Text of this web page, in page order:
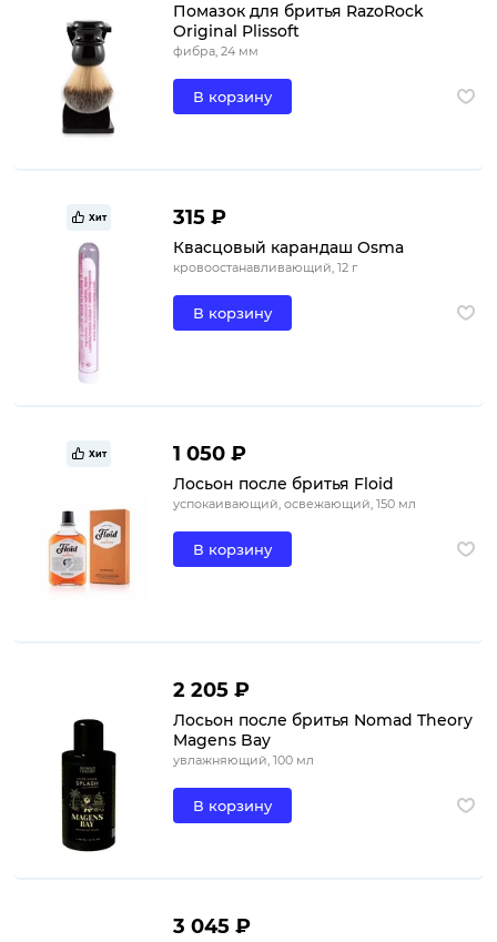
Помазок для бритья RazoRock
Original Plissoft
фибра, 24 мм
В корзину
Хит 315 ₽
Квасцовый карандаш Osma
кровоостанавливающий, 12 г
В корзину
Хит 1 050 ₽
Лосьон после бритья Floid
успокаивающий, освежающий, 150 мл
В корзину
2 205 ₽
Лосьон после бритья Nomad Theory
Magens Bay
увлажняющий, 100 мл
В корзину
3 045 ₽